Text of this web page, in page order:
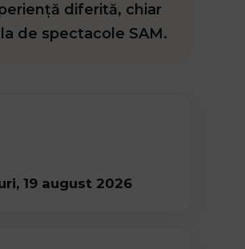
diferită, chiar
de spectacole SAM.
19 august 2026